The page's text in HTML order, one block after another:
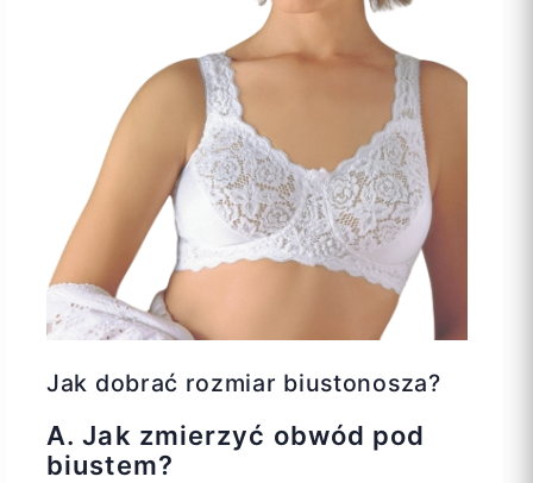
Jak dobrać rozmiar biustonosza?
A. Jak zmierzyć obwód pod
biustem?